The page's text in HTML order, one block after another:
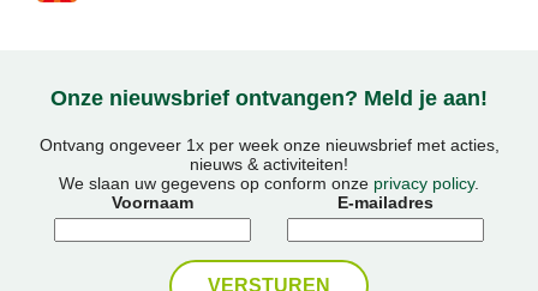
Onze nieuwsbrief ontvangen? Meld je aan!
Ontvang ongeveer 1x per week onze nieuwsbrief met acties,
nieuws & activiteiten!
We slaan uw gegevens op conform onze privacy policy.
Voornaam
E-mailadres